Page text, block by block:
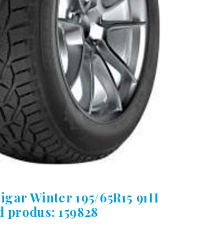
Winter 195/65R15 91H
159828